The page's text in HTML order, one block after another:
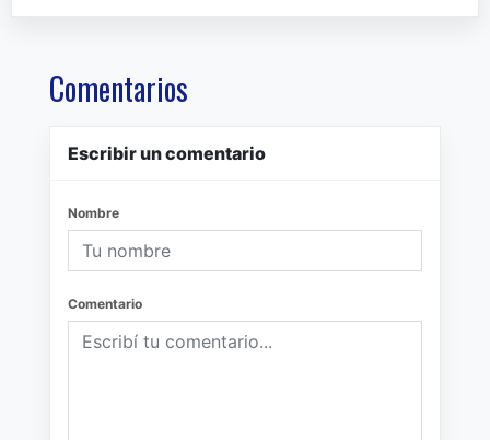
Comentarios
Escribir un comentario
Nombre
Comentario